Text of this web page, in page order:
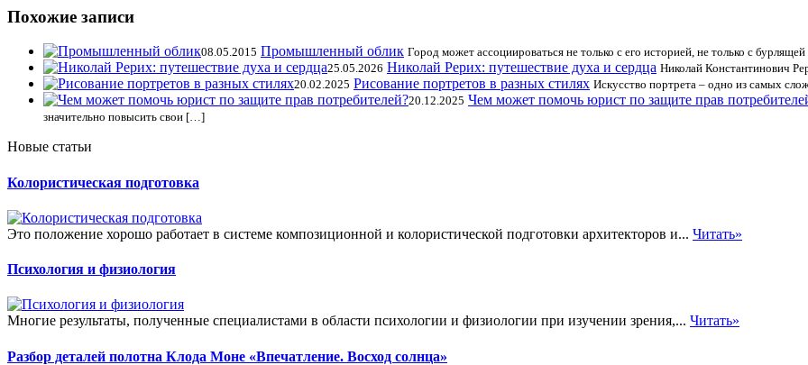
Похожие записи
08.05.2015 Промышленный облик Город может ассоциироваться не только с его историей, не только с
25.05.2026 Николай Рерих: путешествие духа и сердца Николай Константинович
20.02.2025 Рисование портретов в разных стилях Искусство портрета – одно из самых
20.12.2025 Чем может помочь юрист по защите прав
значительно повысить свои […]
Новые статьи
Колористическая подготовка
Это положение хорошо работает в системе композиционной и колористической подготовки архитекторов и... Читать»
Психология и физиология
Многие результаты, полученные специалистами в области психологии и физиологии при изучении зрения,... Читать»
Разбор деталей полотна Клода Моне «Впечатление. Восход солнца»